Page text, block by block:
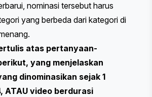
nominasi tersebut harus
yang berbeda dari kategori di
atas pertanyaan-
yang menjelaskan
dinominasikan sejak 1
ATAU video berdurasi